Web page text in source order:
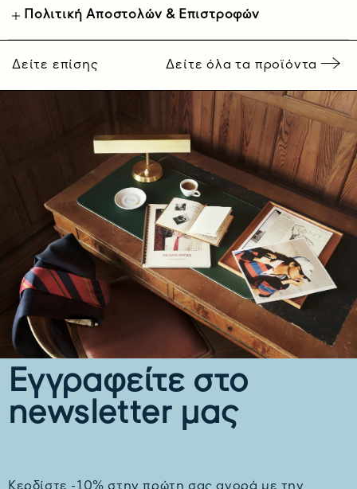
Πολιτική Αποστολών & Επιστροφών
Δείτε επίσης Δείτε όλα τα προϊόντα
Εγγραφείτε στο
newsletter μας